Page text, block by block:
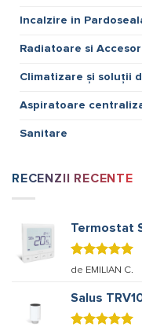
Incalzire in
Radiatoare si
Climatizare și soluții
Aspiratoare
Sanitare
RECENZII RECENTE
Termostat
Evaluat la
5
de EMILIAN C.
Salus